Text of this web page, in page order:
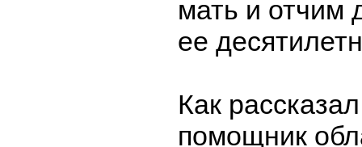
мать и отчим
ее
Как
помощник